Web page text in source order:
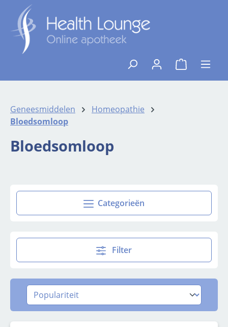
Ga naar de hoofdinhoud
{1}De
Geneesmiddelen
Homeopathie
Bloedsomloop
Bloedsomloop
Categorieën
Filter